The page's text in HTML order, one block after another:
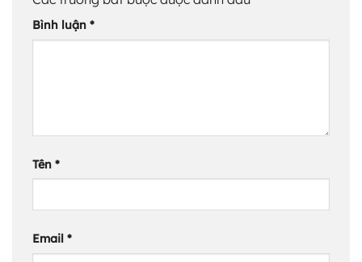
Bình luận *
Tên *
Email *